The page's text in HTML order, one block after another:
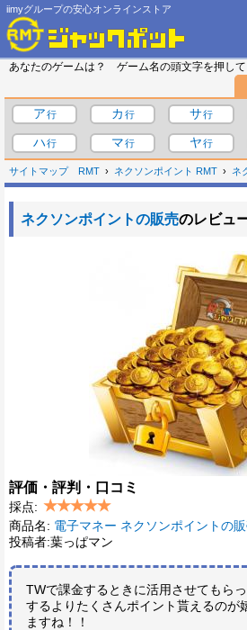
iimyグループの安心オンラインストア
あなたのゲームは？ ゲーム名の頭文字を押して
ア
カ サ
ハ
マ ヤ
サイトマップ RMT ネクソンポイント RMT ネ
ネクソンポイントの販売のレビュ
評価・評判・口コミ
採点:
商品名: 電子マネー ネクソンポイントの
投稿者:葉っぱマン
TWで課金するときに活用させてもら
するよりたくさんポイント貰えるのが
ますね！！